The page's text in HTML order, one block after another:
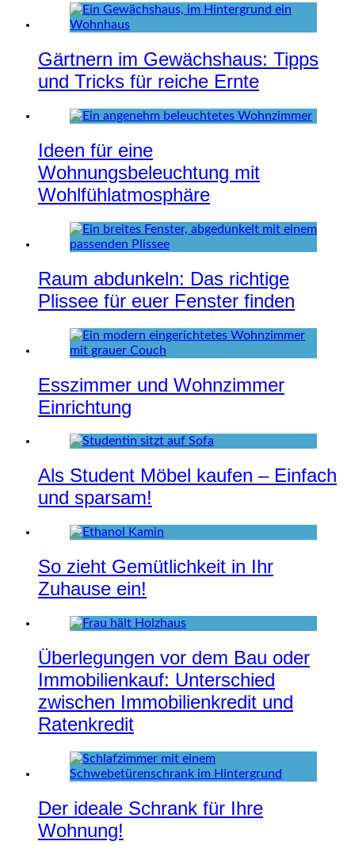
Gärtnern im Gewächshaus: Tipps
und Tricks für reiche Ernte
Ideen für eine
Wohnungsbeleuchtung mit
Wohlfühlatmosphäre
Raum abdunkeln: Das richtige
Plissee für euer Fenster finden
Esszimmer und Wohnzimmer
Einrichtung
Als Student Möbel kaufen – Einfach
und sparsam!
So zieht Gemütlichkeit in Ihr
Zuhause ein!
Überlegungen vor dem Bau oder
Immobilienkauf: Unterschied
zwischen Immobilienkredit und
Ratenkredit
Der ideale Schrank für Ihre
Wohnung!